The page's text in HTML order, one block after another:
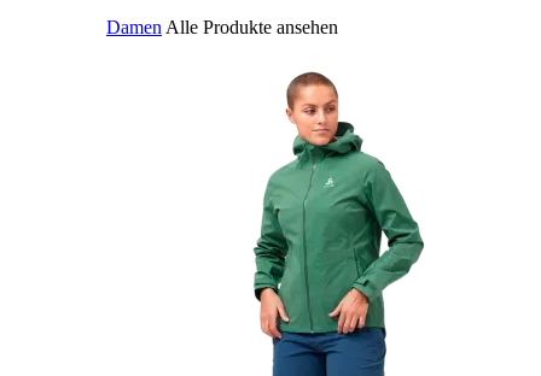
Damen Alle Produkte ansehen